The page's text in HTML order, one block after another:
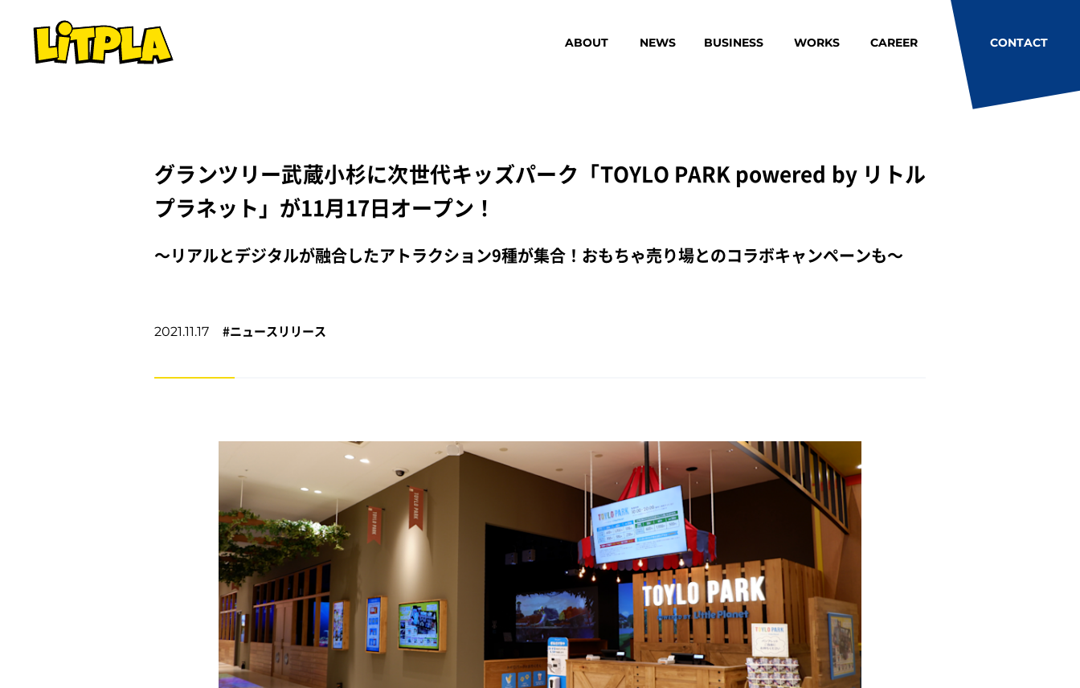
ABOUT NEWS BUSINESS WORKS CAREER CONTACT
グランツリー武蔵小杉に次世代キッズパーク「TOYLO PARK powered by リトル
プラネット」が11月17日オープン！
～リアルとデジタルが融合したアトラクション9種が集合！おもちゃ売り場とのコラボキャンペーンも～
2021.11.17 #ニュースリリース